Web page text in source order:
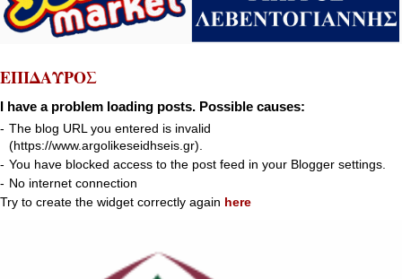
ΕΠΙΔΑΥΡΟΣ
I have a problem loading posts. Possible causes:
- The blog URL you entered is invalid
(https://www.argolikeseidhseis.gr).
- You have blocked access to the post feed in your Blogger settings.
- No internet connection
Try to create the widget correctly again here